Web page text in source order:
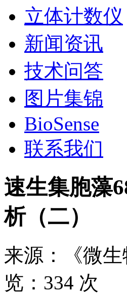
立体计数仪
新闻资讯
技术问答
图片集锦
BioSense
联系我们
速生集胞藻
析（二）
来源： 《微
览： 334 次